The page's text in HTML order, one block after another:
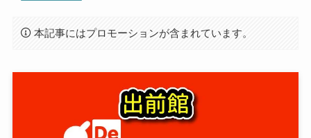
本記事にはプロモーションが含まれています。